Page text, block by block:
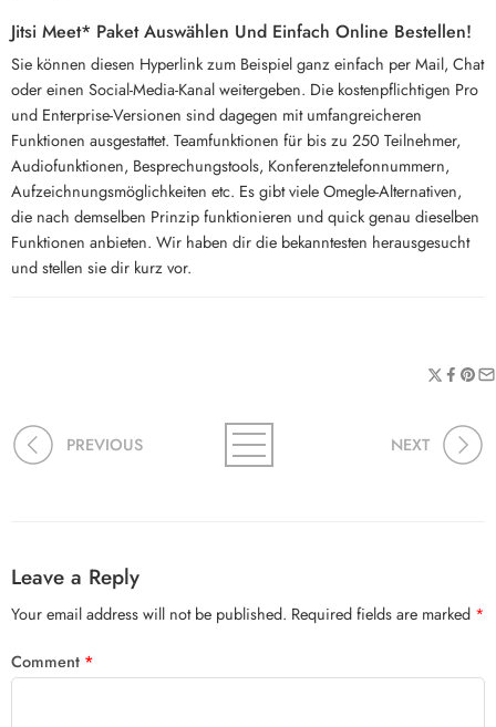
Jitsi Meet* Paket Auswählen Und Einfach Online Bestellen!
Sie können diesen Hyperlink zum Beispiel ganz einfach per Mail, Chat
oder einen Social-Media-Kanal weitergeben. Die kostenpflichtigen Pro
und Enterprise-Versionen sind dagegen mit umfangreicheren
Funktionen ausgestattet. Teamfunktionen für bis zu 250 Teilnehmer,
Audiofunktionen, Besprechungstools, Konferenztelefonnummern,
Aufzeichnungsmöglichkeiten etc. Es gibt viele Omegle-Alternativen,
die nach demselben Prinzip funktionieren und quick genau dieselben
Funktionen anbieten. Wir haben dir die bekanntesten herausgesucht
und stellen sie dir kurz vor.
PREVIOUS NEXT
Leave a Reply
Your email address will not be published. Required fields are marked *
Comment *